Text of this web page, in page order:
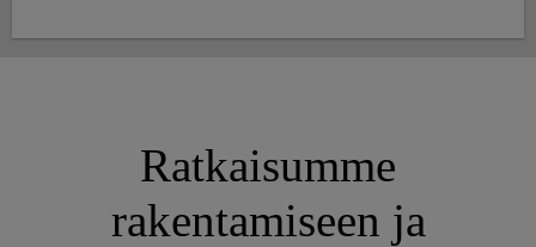
Ratkaisumme
rakentamiseen ja